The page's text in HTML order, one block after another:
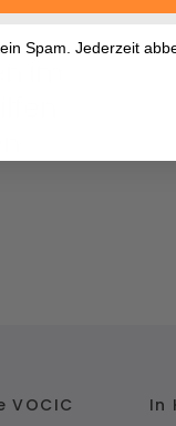
im
VOCIC In
Spam. Jederzeit